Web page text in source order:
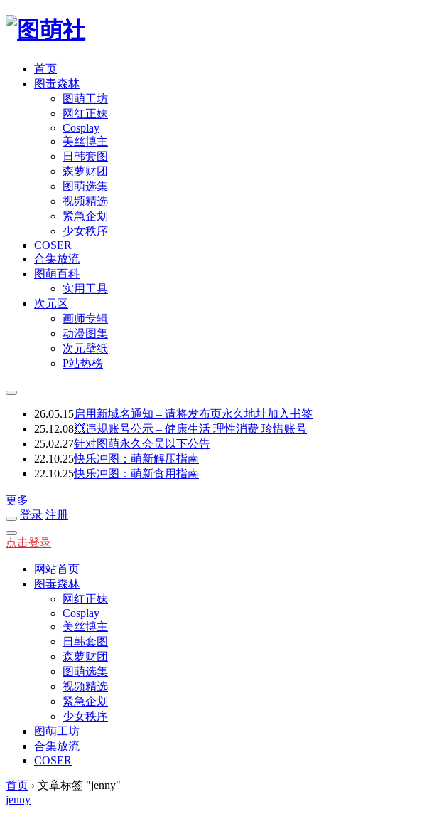
首页
图毒森林
图萌工坊
网红正妹
Cosplay
美丝博主
日韩套图
森萝财团
图萌选集
视频精选
紧急企划
少女秩序
COSER
合集放流
图萌百科
实用工具
次元区
画师专辑
动漫图集
次元壁纸
P站热榜
26.05.15启用新域名通知 – 请将发布页永久地址加入书签
25.12.08💥违规账号公示 – 健康生活 理性消费 珍惜账号
25.02.27针对图萌永久会员以下公告
22.10.25快乐冲图：萌新解压指南
22.10.25快乐冲图：萌新食用指南
更多
登录 注册
点击登录
网站首页
图毒森林
网红正妹
Cosplay
美丝博主
日韩套图
森萝财团
图萌选集
视频精选
紧急企划
少女秩序
图萌工坊
合集放流
COSER
首页 › 文章标签 "jenny"
jenny